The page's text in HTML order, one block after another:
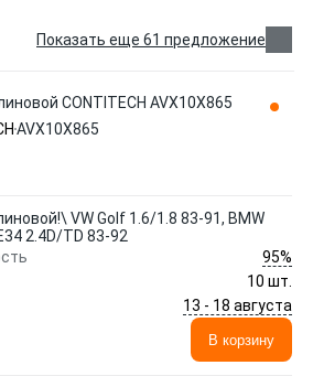
Показать еще 61 предложение
CONTITECH AVX10X865
AVX10X865
VW Golf 1.6/1.8 83-91, BMW
2.4D/TD 83-92
95%
10 шт.
13 - 18 августа
В корзину